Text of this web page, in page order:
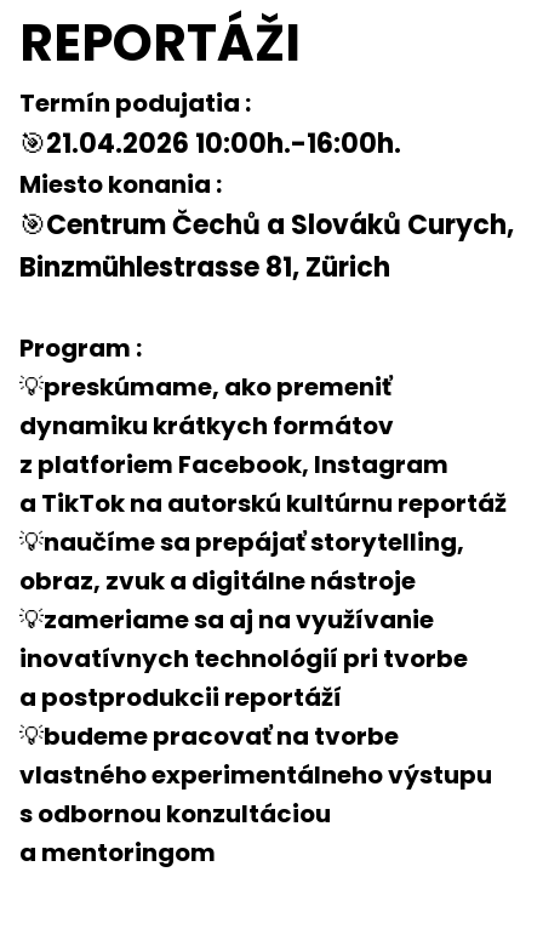
REPORTÁŽI
Termín podujatia :
🎯21.04.2026 10:00h.-16:00h.
Miesto konania :
🎯Centrum Čechů a Slováků Curych,
Binzmühlestrasse 81, Zürich
Program :
💡preskúmame, ako premeniť
dynamiku krátkych formátov
z platforiem Facebook, Instagram
a TikTok na autorskú kultúrnu reportáž
💡naučíme sa prepájať storytelling,
obraz, zvuk a digitálne nástroje
💡zameriame sa aj na využívanie
inovatívnych technológií pri tvorbe
a postprodukcii reportáží
💡budeme pracovať na tvorbe
vlastného experimentálneho výstupu
s odbornou konzultáciou
a mentoringom